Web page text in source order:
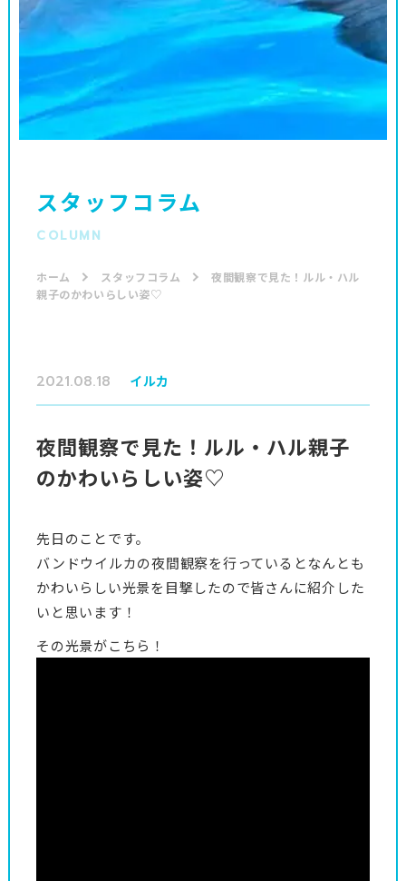
スタッフコラム
COLUMN
ホーム スタッフコラム
夜間観察で見た！ルル・ハル
親子のかわいらしい姿♡
2021.08.18 イルカ
夜間観察で見た！ルル・ハル親子
のかわいらしい姿♡
先日のことです。
バンドウイルカの夜間観察を行っているとなんとも
かわいらしい光景を目撃したので皆さんに紹介した
いと思います！
その光景がこちら！